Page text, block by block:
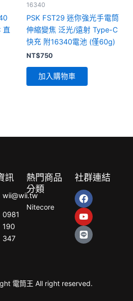
直
16340
PSK FST29 迷你強光手電筒
伸縮變焦 泛光/遠射 Type-C
快充 附16340電池 (僅60g)
NT$750
加入購物車
訊
wii@wii.tw
0981
190
347
熱門商品
分類
Nitecore
社群連結
F
a
c
e
b
o
o
Y
o
u
t
u
b
e
L
i
n
e
電筒王 All right reserved.